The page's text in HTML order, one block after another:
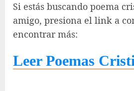
Si estás buscando poema
amigo, presiona el link a
encontrar más:
Leer Poemas